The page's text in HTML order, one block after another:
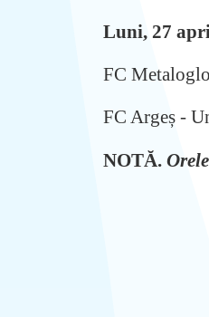
Luni, 27
FC
FC Argeș -
NOTĂ.